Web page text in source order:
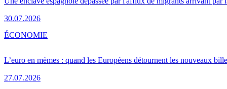
30.07.2026
L’euro en mèmes : quand les Européens détournent les nouveaux
27.07.2026
ÉCONOMIE